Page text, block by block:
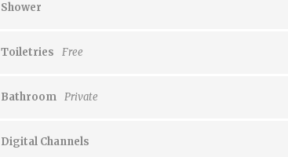
Shower
Toiletries Free
Bathroom Private
Digital Channels